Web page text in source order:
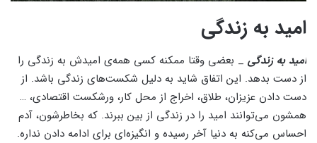
امید به زندگی
امید به زندگی _ بعضی وقتا ممکنه کسی همه‌ی امیدش به زندگی را
از دست بدهد. این اتفاق شاید به دلیل شکست‌های زندگی باشد. از
دست دادن عزیزان، طلاق، اخراج از محل کار، ورشکست اقتصادی، …
همشون می‌توانند امید را در زندگی از بین ببرند. که بخاطرشون، آدم
احساس می‌کنه به دنیا آخر رسیده و انگیزه‌ای برای ادامه دادن نداره.